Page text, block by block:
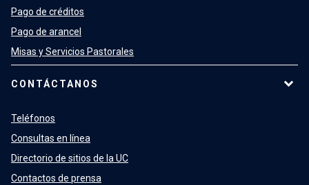
Pago de créditos
Pago de arancel
Misas y Servicios Pastorales
CONTÁCTANOS
Teléfonos
Consultas en línea
Directorio de sitios de la UC
Contactos de prensa